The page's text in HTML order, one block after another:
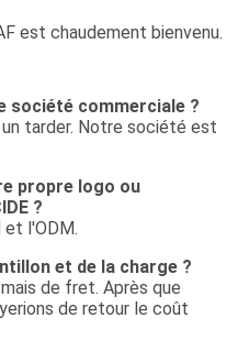
est chaudement bienvenu.
société commerciale ?
tarder. Notre société est
propre logo ou
?
et l'ODM.
et de la charge ?
de fret. Après que
de retour le coût